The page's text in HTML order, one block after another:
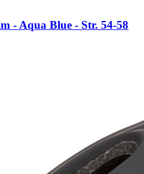
- Aqua Blue - Str. 54-58